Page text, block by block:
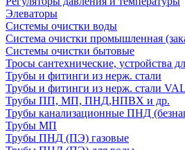
Элеваторы
Системы очистки воды
Система очистки промышленная
Системы очистки бытовые
Тросы сантехнические, устройства
Трубы и фитинги из нерж. стали
Трубы и фитинги из нерж. стали
Трубы ПП, МП, ПНД,НПВХ и др.
Трубы канализационные ПНД
Трубы МП
Трубы ПНД (ПЭ) газовые